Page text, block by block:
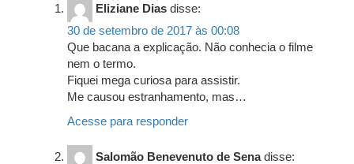
Eliziane Dias disse:
30 de setembro de 2017 às 00:08
Que bacana a explicação. Não conhecia o filme
nem o termo.
Fiquei mega curiosa para assistir.
Me causou estranhamento, mas…
Acesse para responder
Salomão Benevenuto de Sena disse: